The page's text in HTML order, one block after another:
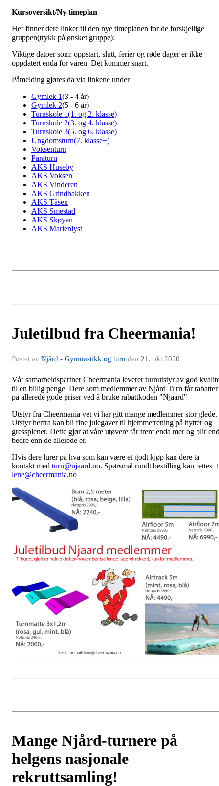
Kursoversikt/Ny timeplan
Her finner dere linker til den nye timeplanen for de forskjellige
gruppen(trykk på ønsket gruppe):
Viktige datoer som: oppstart, slutt, ferier og røde dager er ikke
oppdatert enda for våren. Det kommer snart.
Påmelding gjøres da via linkene under
Gymlek 1(3 - 4 år)
Gymlek 2(5 - 6 år)
Turnskole 1(1. og 2. klasse)
Turnskole 2(3. og 4. klasse)
Turnskole 3(5. og 6. klasse)
Ungdomsturn(7. klasse+)
Voksenturn
Paraturn
AKS Huseby
AKS Voksen
AKS Vinderen
AKS Grindbakken
AKS Tåsen
AKS Smestad
AKS Skøyen
AKS Marienlyst
Juletilbud fra Cheermania!
Postet av Njård - Gymnastikk og turn den 21. okt 2020
Vår samarbeidspartner Cheermania leverer turnutstyr av god
til en billig penge. Dere som medlemmer av Njård Turn får rabatter
på allerede gode priser ved å bruke rabattkoden "Njaard"
Utstyr fra Cheermania vet vi har gitt mange medlemmer stor glede.
Utstyr herfra kan bli fine julegaver til hjemmetrening på hytter og
gressplener. Dette gjør at våre utøvere får trent enda mer og blir
bedre enn de allerede er.
Hvis dere lurer på hva som kan være et godt kjøp kan dere ta
kontakt med turn@njaard.no. Spørsmål rundt bestilling kan rettes
lene@cheermania.no
Mange Njård-turnere på
helgens nasjonale
rekruttsamling!